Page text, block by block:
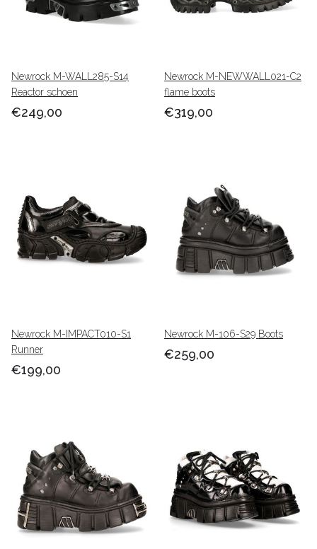
Newrock M-WALL285-S14
Reactor schoen
€249,00
Newrock M-NEWWALL021-C2
flame boots
€319,00
Newrock M-IMPACT010-S1
Runner
€199,00
Newrock M-106-S29 Boots
€259,00